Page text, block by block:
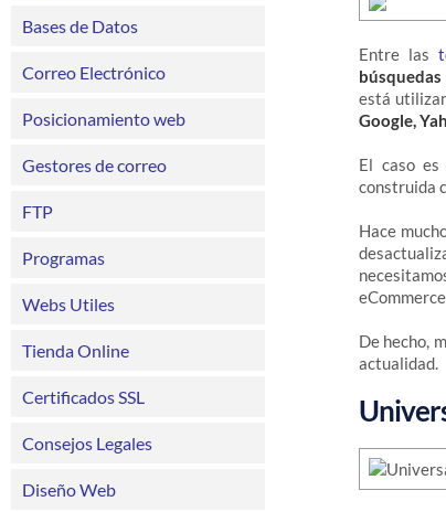
Bases de Datos
Correo Electrónico
Posicionamiento web
Gestores de correo
FTP
Programas
Webs Utiles
Tienda Online
Certificados SSL
Consejos Legales
Diseño Web
Entre las
está
Google,
El caso
construida
Hace
De hecho,
actualidad.